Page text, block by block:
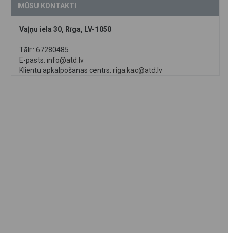
MŪSU KONTAKTI
Vaļņu iela 30, Rīga, LV-1050
Tālr.: 67280485
E-pasts: info@atd.lv
Klientu apkalpošanas centrs: riga.kac@atd.lv